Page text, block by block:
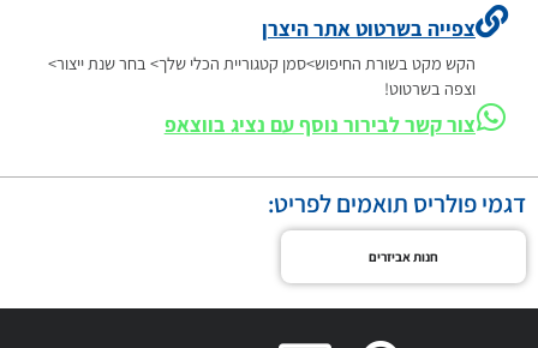
צפייה בשרטוט אתר היצרן
הקש מקט בשורת החיפוש>סמן קטגוריית הכלי שלך> בחר שנת ייצור>
וצפה בשרטוט!
צור קשר לבירור נוסף עם נציג בווצאפ
דגמי פולריס תואמים לפריט:
חנות אביזרים